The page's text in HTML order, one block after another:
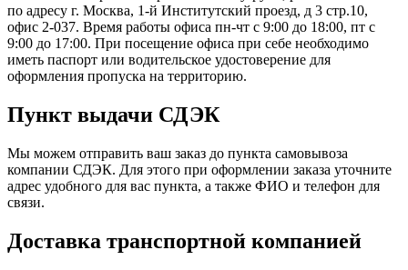
по адресу г. Москва, 1-й Институтский проезд, д 3 стр.10,
офис 2-037. Время работы офиса пн-чт с 9:00 до 18:00, пт с
9:00 до 17:00. При посещение офиса при себе необходимо
иметь паспорт или водительское удостоверение для
оформления пропуска на территорию.
Пункт выдачи СДЭК
Мы можем отправить ваш заказ до пункта самовывоза
компании СДЭК. Для этого при оформлении заказа уточните
адрес удобного для вас пункта, а также ФИО и телефон для
связи.
Доставка транспортной компанией